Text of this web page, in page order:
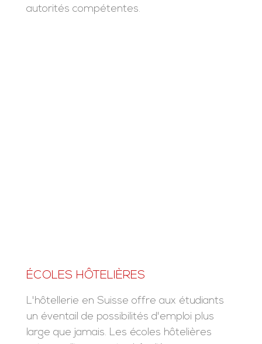
autorités compétentes.
ÉCOLES HÔTELIÈRES
L'hôtellerie en Suisse offre aux étudiants
un éventail de possibilités d'emploi plus
large que jamais. Les écoles hôtelières